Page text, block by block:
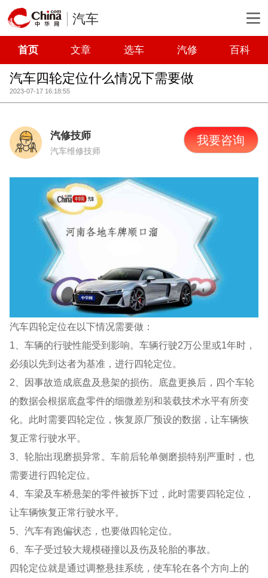
汽车
首页 文章 选车 汽修 百科
汽车四轮定位什么情况下需要做
2023-07-17 16:18:55
汽修技师
汽车维修技师
我要咨询
汽车四轮定位在以下情况需要做：
1、车辆的行驶性能受到影响。车辆行驶2万公里或1年时，
必须以先到达者为基准，进行四轮定位。
2、因事故造成底盘及悬架的损伤。底盘更换后，四个车轮
的数据会根据底盘零件的细微差别和装载技术水平有所变
化。此时需要四轮定位，恢复原厂预设的数据，让车辆恢
复正常行驶水平。
3、轮胎出现磨损异常。车前后轮单侧磨损特别严重时，也
需要进行四轮定位。
4、车梁及车桥悬架的零件被拆下过，此时需要四轮定位，
让车辆恢复正常行驶水平。
5、汽车有跑偏状态，也要做四轮定位。
6、车子受过较大规模碰撞以及伤及轮胎的事故。
四轮定位就是通过调整悬挂系统，使车轮在各个方向上的